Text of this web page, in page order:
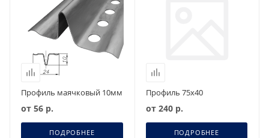
Профиль маячковый 10мм
от 56 р.
ПОДРОБНЕЕ
Профиль 75х40
от 240 р.
ПОДРОБНЕЕ